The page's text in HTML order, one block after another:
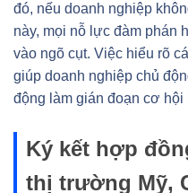
đó, nếu doanh nghiệp
này, mọi nỗ lực đàm phán
vào ngõ cụt. Việc hiểu rõ
giúp doanh nghiệp chủ
động làm gián đoạn cơ hội
Ký kết hợp
thị trường Mỹ,